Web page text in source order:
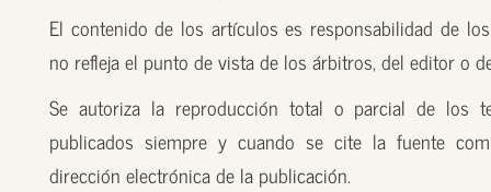
El contenido de los artículos es responsabilidad de
no refleja el punto de vista de los árbitros, del editor o
Se autoriza la reproducción total o parcial de los
publicados siempre y cuando se cite la fuente
dirección electrónica de la publicación.